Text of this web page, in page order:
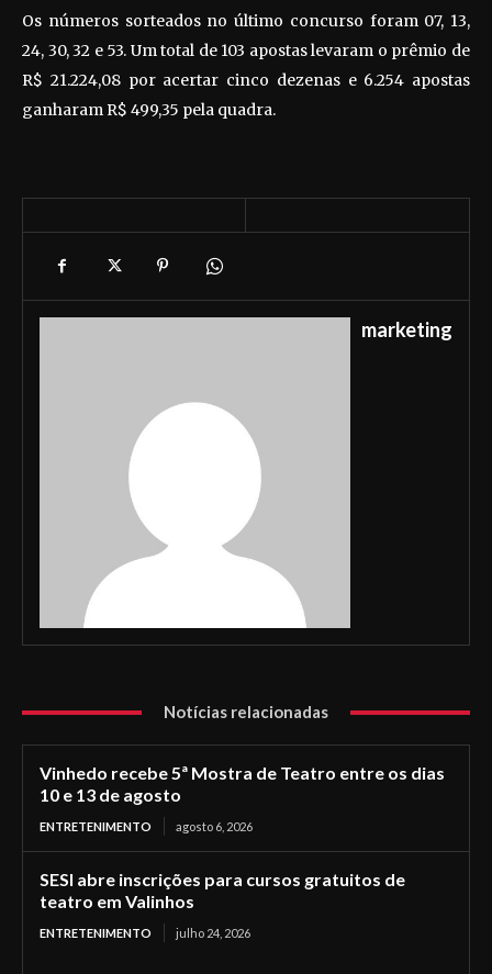
Os números sorteados no último concurso foram 07, 13,
24, 30, 32 e 53. Um total de 103 apostas levaram o prêmio de
R$ 21.224,08 por acertar cinco dezenas e 6.254 apostas
ganharam R$ 499,35 pela quadra.
marketing
Notícias relacionadas
Vinhedo recebe 5ª Mostra de Teatro entre os dias
10 e 13 de agosto
ENTRETENIMENTO agosto 6, 2026
SESI abre inscrições para cursos gratuitos de
teatro em Valinhos
ENTRETENIMENTO julho 24, 2026